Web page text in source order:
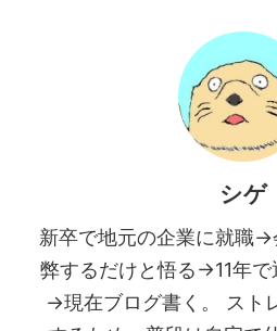
シゲ
新卒で地元の企業に就職
弊するだけと悟る→11年
→現在ブログ書く。 スト